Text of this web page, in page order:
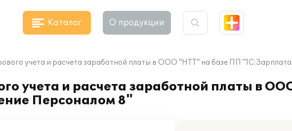
Каталог О продукции
учета и расчета заработной платы в ООО "НТТ" на базе ПП
учета и расчета заработной платы в
Персоналом 8"